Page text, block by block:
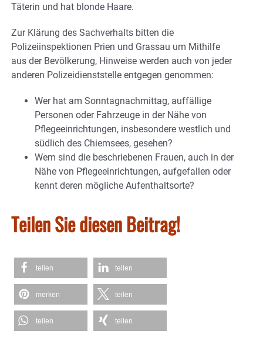
Täterin und hat blonde Haare.
Zur Klärung des Sachverhalts bitten die
Polizeiinspektionen Prien und Grassau um Mithilfe
aus der Bevölkerung, Hinweise werden auch von jeder
anderen Polizeidienststelle entgegen genommen:
Wer hat am Sonntagnachmittag, auffällige
Personen oder Fahrzeuge in der Nähe von
Pflegeeinrichtungen, insbesondere westlich und
südlich des Chiemsees, gesehen?
Wem sind die beschriebenen Frauen, auch in der
Nähe von Pflegeeinrichtungen, aufgefallen oder
kennt deren mögliche Aufenthaltsorte?
Teilen Sie diesen Beitrag!
teilen teilen
merken teilen
teilen teilen